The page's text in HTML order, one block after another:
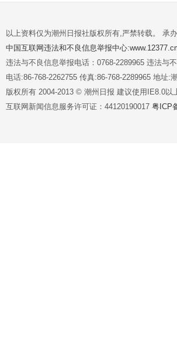
以上资料仅为潮州日报社版权所有,严禁转载。 承
中国互联网违法和不良信息举报中心
违法与不良信息举报电话：0768-2289965 违法与
电话:86-768-2262755 传真:86-768-2289965 地址:
版权所有 2004-2013 © 潮州日报 建议使用IE8.0
互联网新闻信息服务许可证：44120190017 粤ICP